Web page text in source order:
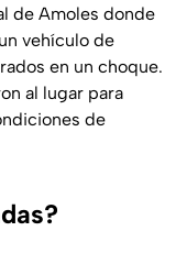
de Amoles donde
vehículo de
en un choque.
al lugar para
de